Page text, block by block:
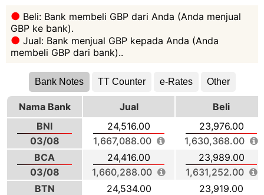
Beli: Bank membeli GBP dari Anda (Anda menjual
GBP ke bank).
Jual: Bank menjual GBP kepada Anda (Anda
membeli GBP dari bank)..
Bank Notes TT Counter e-Rates Other
Nama Bank Jual
Beli
BNI
03/08
24,516.00
1,667,088.00
23,976.00
1,630,368.00
BCA
03/08
24,416.00
1,660,288.00
23,989.00
1,631,252.00
BTN
24,534.00
23,919.00